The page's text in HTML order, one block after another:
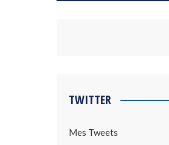
TWITTER
Mes Tweets